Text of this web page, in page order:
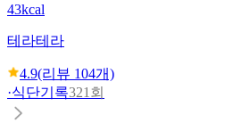
43kcal
테라테라
4.9(리뷰 104개)
·식단기록321회